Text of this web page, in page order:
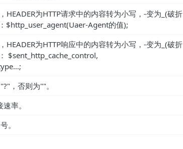
HEADER为HTTP请求中的内容转为小写，-变为_(破折
$http_user_agent(Uaer-Agent的值);
HEADER为HTTP响应中的内容转为小写，-变为_(破折
$sent_http_cache_control,
，否则为""。
率。
。